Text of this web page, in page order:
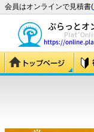
会員はオンラインで見積書(